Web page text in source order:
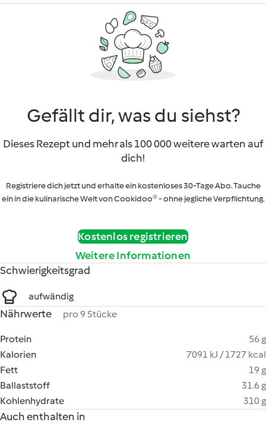
Gefällt dir, was du siehst?
Dieses Rezept und mehr als 100 000 weitere warten auf
dich!
Registriere dich jetzt und erhalte ein kostenloses 30-Tage Abo. Tauche
ein in die kulinarische Welt von Cookidoo® - ohne jegliche Verpflichtung.
Kostenlos registrieren
Weitere Informationen
Schwierigkeitsgrad
aufwändig
Nährwerte pro 9 Stücke
Protein
56 g
Kalorien
7091 kJ / 1727 kcal
Fett
19 g
Ballaststoff
31.6 g
Kohlenhydrate
310 g
Auch enthalten in